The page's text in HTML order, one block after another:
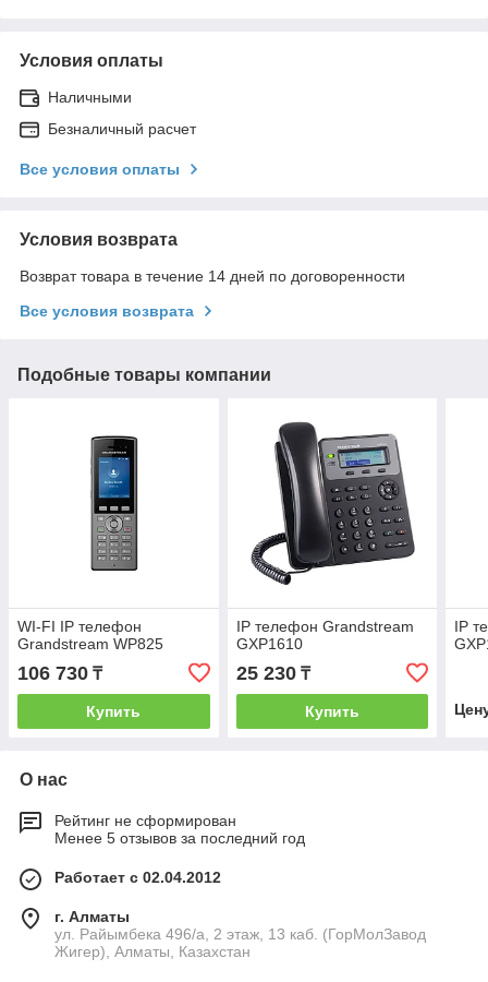
Условия оплаты
Наличными
Безналичный расчет
Все условия оплаты
Условия возврата
Возврат товара в течение 14 дней по договоренности
Все условия возврата
Подобные товары компании
WI-FI IP телефон
Grandstream WP825
106 730 ₸
Купить
IP телефон Grandstream
GXP1610
25 230₸
Купить
IP
О нас
Рейтинг не сформирован
Менее 5 отзывов за последний год
Работает с 02.04.2012
г. Алматы
ул. Райымбека 496/а, 2 этаж, 13 каб. (ГорМолЗавод
Жигер), Алматы, Казахстан